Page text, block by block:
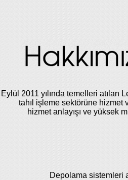
Eylül 2011 yılında temelleri atılan
tahıl işleme sektörüne hizmet
hizmet anlayışı ve yüksek
Depolama sistemleri